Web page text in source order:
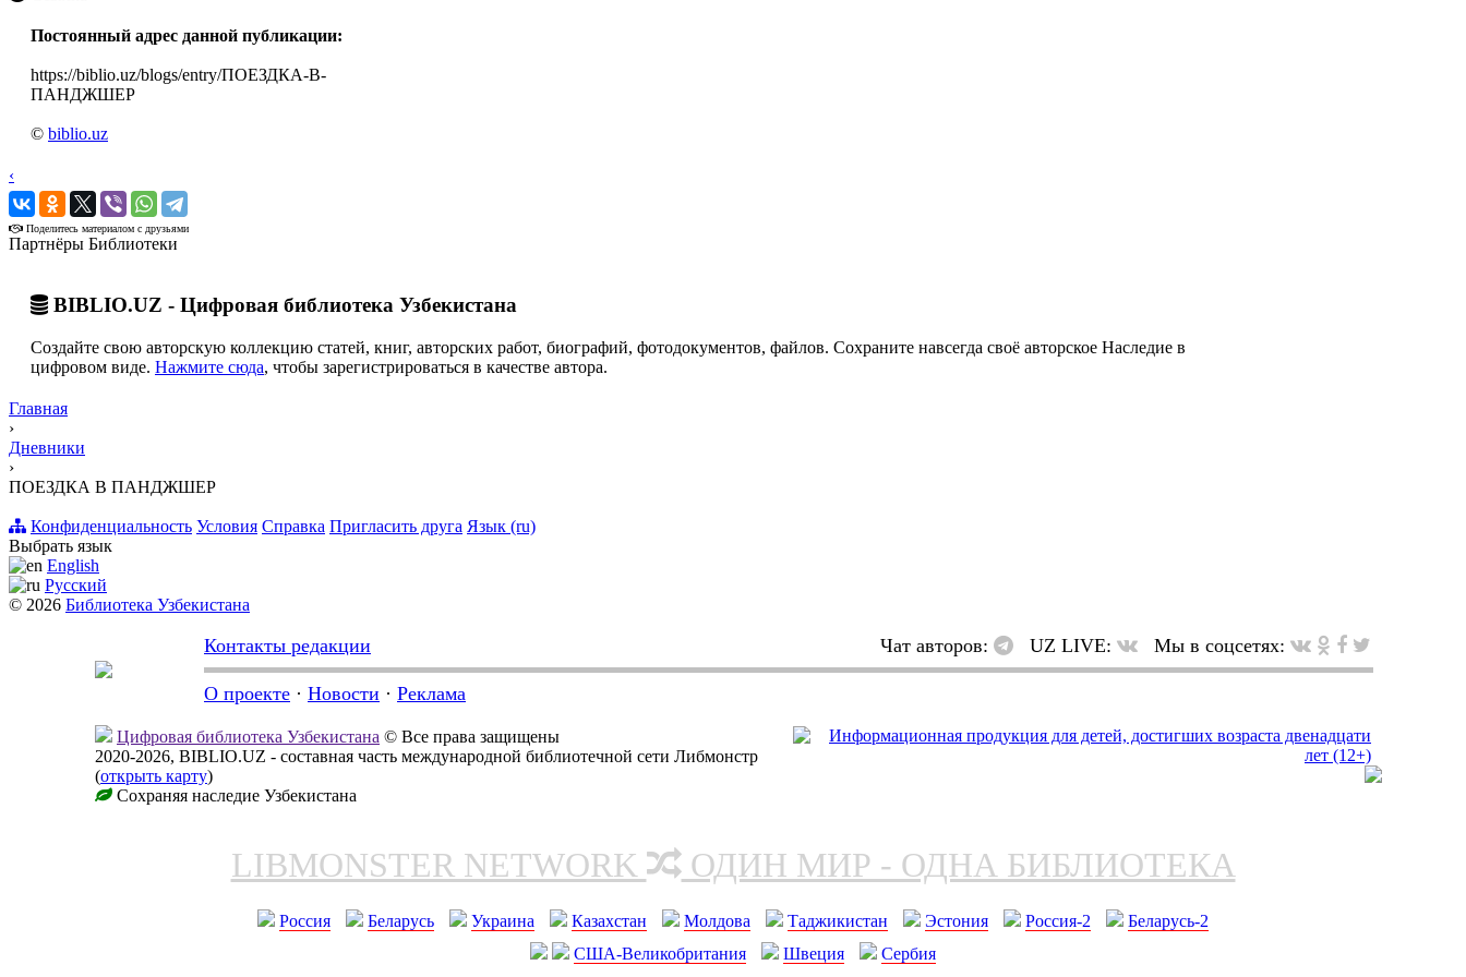
Постоянный адрес данной публикации:
https://biblio.uz/blogs/entry/ПОЕЗДКА-В-
ПАНДЖШЕР
© biblio.uz
‹
›
Поделитесь материалом с друзьями
Партнёры Библиотеки
BIBLIO.UZ - Цифровая библиотека Узбекистана
Создайте свою авторскую коллекцию статей, книг, авторских работ, биографий, фотодокументов, файлов. Сохраните навсегда своё авторское Наследие в
цифровом виде. Нажмите сюда, чтобы зарегистрироваться в качестве автора.
Главная
›
Дневники
›
ПОЕЗДКА В ПАНДЖШЕР
Конфиденциальность Условия Справка Пригласить друга Язык (ru)
Выбрать язык
English
Русский
© 2026 Библиотека Узбекистана
Контакты редакции Чат авторов: UZ LIVE: Мы в соцсетях:
О проекте · Новости · Реклама
Цифровая библиотека Узбекистана © Все права защищены
2020-2026, BIBLIO.UZ - составная часть международной библиотечной сети Либмонстр
(открыть карту)
Сохраняя наследие Узбекистана
LIBMONSTER NETWORK ОДИН МИР - ОДНА БИБЛИОТЕКА
Россия Беларусь Украина Казахстан Молдова Таджикистан Эстония Россия-2
Беларусь-2
США-Великобритания
Швеция Сербия